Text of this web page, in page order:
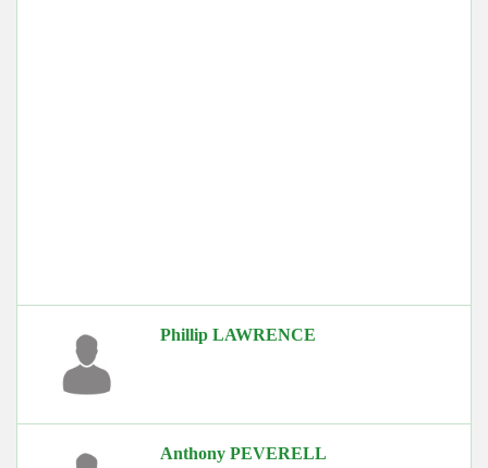
Phillip LAWRENCE
Anthony PEVERELL